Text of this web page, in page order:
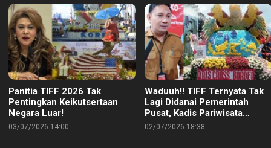
Panitia TIFF 2026 Tak
Pentingkan Keikutsertaan
Negara Luar!
03/07/2026 14:00
Waduuh!! TIFF Ternyata Tak
Lagi Didanai Pemerintah
Pusat, Kadis Pariwisata
Tomohon: Sejak 2022
02/07/2026 18:38